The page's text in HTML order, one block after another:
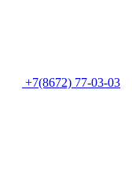
+7(8672) 77-03-03